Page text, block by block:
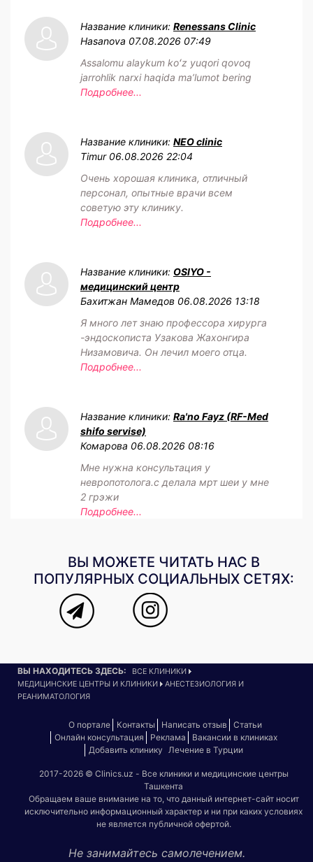
Название клиники: Renessans Clinic
Hasanova 07.08.2026 07:49
Assalomu alaykum koʻz yuqori qovoq
jarrohlik narxi haqida maʼlumot bering
Подробнее...
Название клиники: NEO clinic
Timur 06.08.2026 22:04
Очень хорошая клиника, отличный
персонал, опытные врачи всем
советую эту клинику.
Подробнее...
Название клиники: OSIYO -
медицинский центр
Бахитжан Мамедов 06.08.2026 13:18
Я много лет знаю профессора хирурга
-эндоскописта Узакова Жахонгира
Низамовича. Он лечил моего отца.
Подробнее...
Название клиники: Ra'no Fayz (RF-Med
shifo servise)
Комарова 06.08.2026 08:16
Мне нужна консультация у
невропотолога.с делала мрт шеи у мне
2 грэжи
Подробнее...
ВЫ МОЖЕТЕ ЧИТАТЬ НАС В
ПОПУЛЯРНЫХ СОЦИАЛЬНЫХ СЕТЯХ:
ВЫ НАХОДИТЕСЬ ЗДЕСЬ:
ВСЕ КЛИНИКИ
МЕДИЦИНСКИЕ ЦЕНТРЫ И КЛИНИКИ
АНЕСТЕЗИОЛОГИЯ И
РЕАНИМАТОЛОГИЯ
О портале Контакты Написать отзыв
Статьи
Онлайн консультация
Реклама
Вакансии в клиниках
Добавить клинику
Лечение в Турции
2017-2026 © Clinics.uz - Все клиники и медицинские центры
Ташкента
Обращаем ваше внимание на то, что данный интернет-сайт носит
исключительно информационный характер и ни при каких условиях
не является публичной офертой.
Не занимайтесь самолечением.